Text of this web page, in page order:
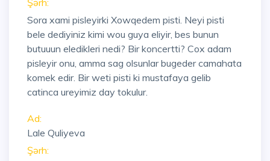
Şərh:
Sora xami pisleyirki Xowqedem pisti. Neyi pisti
bele dediyiniz kimi wou guya eliyir, bes bunun
butuuun eledikleri nedi? Bir koncertti? Cox adam
pisleyir onu, amma sag olsunlar bugeder camahata
komek edir. Bir weti pisti ki mustafaya gelib
catinca ureyimiz day tokulur.
Ad:
Lale Quliyeva
Şərh: